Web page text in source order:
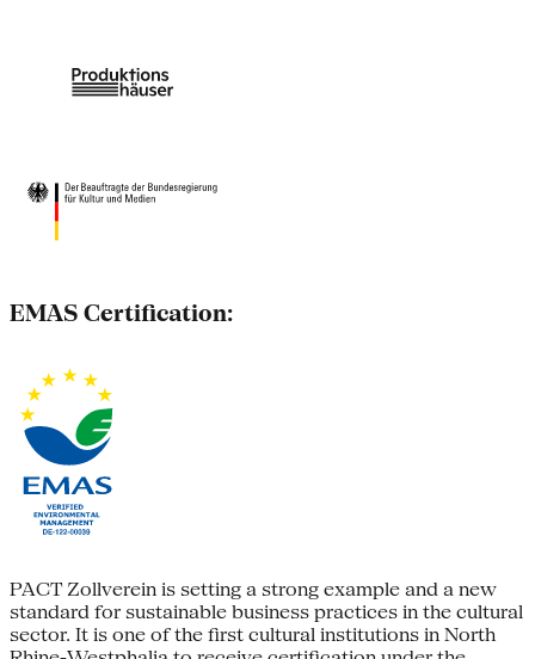
EMAS Certification:
PACT Zollverein is setting a strong example and a new
standard for sustainable business practices in the cultural
sector. It is one of the first cultural institutions in North